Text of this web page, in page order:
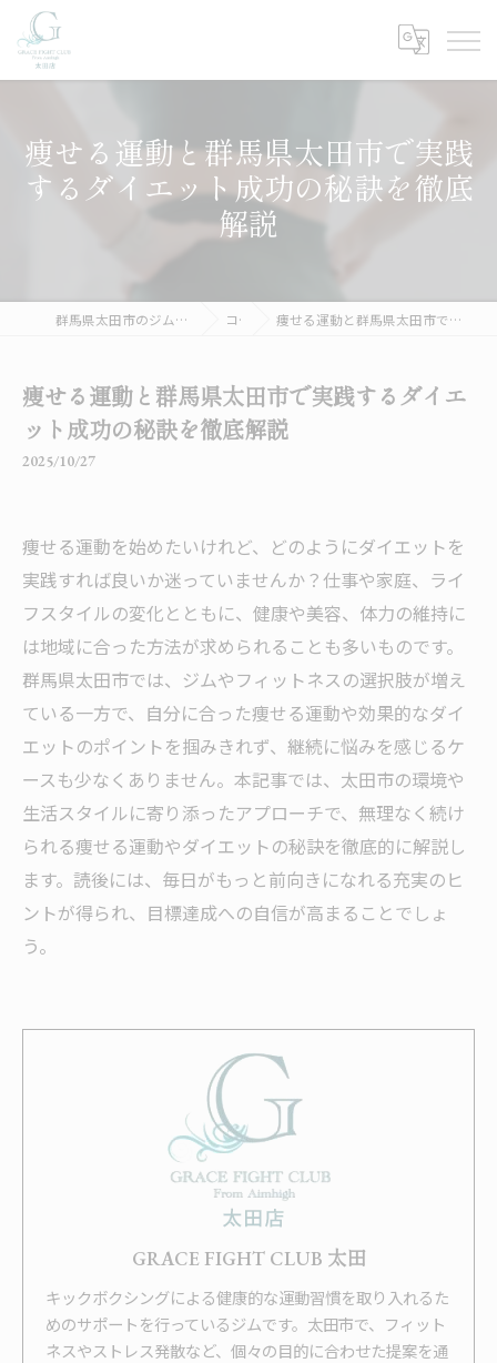
痩せる運動と群馬県太田市で実践
するダイエット成功の秘訣を徹底
解説
群馬県太田市のジムならGRACE FIGHT CLUB 太田 コラム 痩せる運動と群馬県太田市で実践するダイエット成功の秘訣を徹底解説
痩せる運動と群馬県太田市で実践するダイエ
ット成功の秘訣を徹底解説
2025/10/27
痩せる運動を始めたいけれど、どのようにダイエットを
実践すれば良いか迷っていませんか？仕事や家庭、ライ
フスタイルの変化とともに、健康や美容、体力の維持に
は地域に合った方法が求められることも多いものです。
群馬県太田市では、ジムやフィットネスの選択肢が増え
ている一方で、自分に合った痩せる運動や効果的なダイ
エットのポイントを掴みきれず、継続に悩みを感じるケ
ースも少なくありません。本記事では、太田市の環境や
生活スタイルに寄り添ったアプローチで、無理なく続け
られる痩せる運動やダイエットの秘訣を徹底的に解説し
ます。読後には、毎日がもっと前向きになれる充実のヒ
ントが得られ、目標達成への自信が高まることでしょ
う。
GRACE FIGHT CLUB 太田
キックボクシングによる健康的な運動習慣を取り入れるた
めのサポートを行っているジムです。太田市で、フィット
ネスやストレス発散など、個々の目的に合わせた提案を通